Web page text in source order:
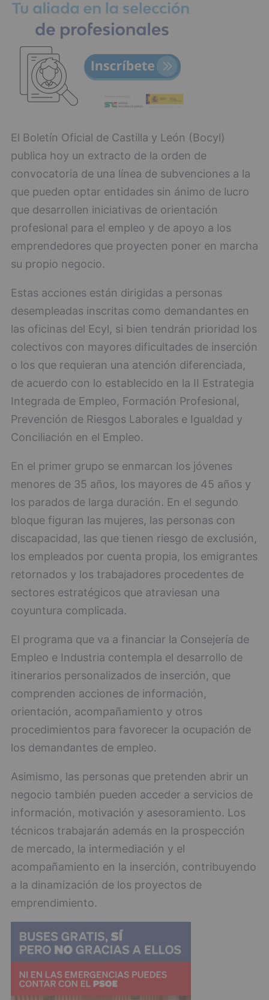
El Boletín Oficial de Castilla y León (Bocyl)
publica hoy un extracto de la orden de
convocatoria de una línea de subvenciones a la
que pueden optar entidades sin ánimo de lucro
que desarrollen iniciativas de orientación
profesional para el empleo y de apoyo a los
emprendedores que proyecten poner en marcha
su propio negocio.
Estas acciones están dirigidas a personas
desempleadas inscritas como demandantes en
las oficinas del Ecyl, si bien tendrán prioridad los
colectivos con mayores dificultades de inserción
o los que requieran una atención diferenciada,
de acuerdo con lo establecido en la II Estrategia
Integrada de Empleo, Formación Profesional,
Prevención de Riesgos Laborales e Igualdad y
Conciliación en el Empleo.
En el primer grupo se enmarcan los jóvenes
menores de 35 años, los mayores de 45 años y
los parados de larga duración. En el segundo
bloque figuran las mujeres, las personas con
discapacidad, las que tienen riesgo de exclusión,
los empleados por cuenta propia, los emigrantes
retornados y los trabajadores procedentes de
sectores estratégicos que atraviesan una
coyuntura complicada.
El programa que va a financiar la Consejería de
Empleo e Industria contempla el desarrollo de
itinerarios personalizados de inserción, que
comprenden acciones de información,
orientación, acompañamiento y otros
procedimientos para favorecer la ocupación de
los demandantes de empleo.
Asimismo, las personas que pretenden abrir un
negocio también pueden acceder a servicios de
información, motivación y asesoramiento. Los
técnicos trabajarán además en la prospección
de mercado, la intermediación y el
acompañamiento en la inserción, contribuyendo
a la dinamización de los proyectos de
emprendimiento.